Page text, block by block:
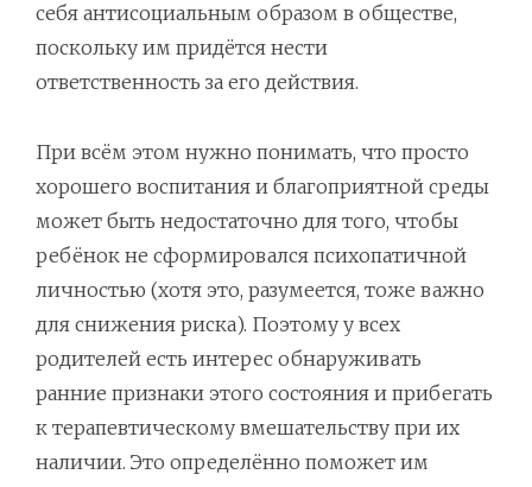
себя антисоциальным образом в обществе,
поскольку им придётся нести
ответственность за его действия.
При всём этом нужно понимать, что просто
хорошего воспитания и благоприятной среды
может быть недостаточно для того, чтобы
ребёнок не сформировался психопатичной
личностью (хотя это, разумеется, тоже важно
для снижения риска). Поэтому у всех
родителей есть интерес обнаруживать
ранние признаки этого состояния и прибегать
к терапевтическому вмешательству при их
наличии. Это определённо поможет им